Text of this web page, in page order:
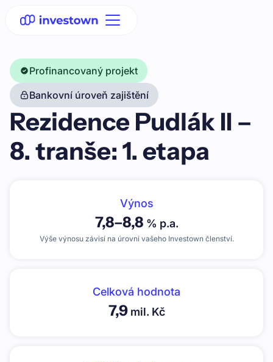
Profinancovaný projekt
Bankovní úroveň zajištění
Rezidence Pudlák II –
8. tranše: 1. etapa
Výnos
7,8–8,8 % p.a.
Výše výnosu závisí na úrovni vašeho Investown členství.
Celková hodnota
7,9mil. Kč